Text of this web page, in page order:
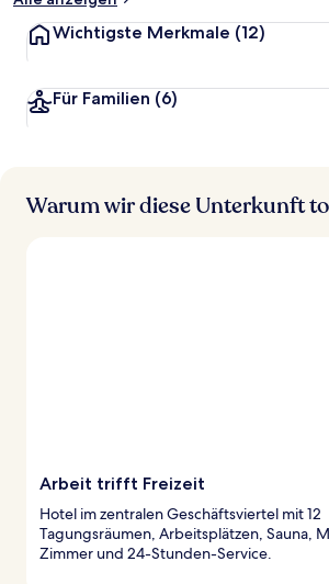
Wichtigste Merkmale (12)
Für Familien (6)
Warum wir diese Unterkunft
Arbeit trifft Freizeit
Hotel im zentralen Geschäftsviertel mit 12
Tagungsräumen, Arbeitsplätzen, Sauna,
Zimmer und 24-Stunden-Service.